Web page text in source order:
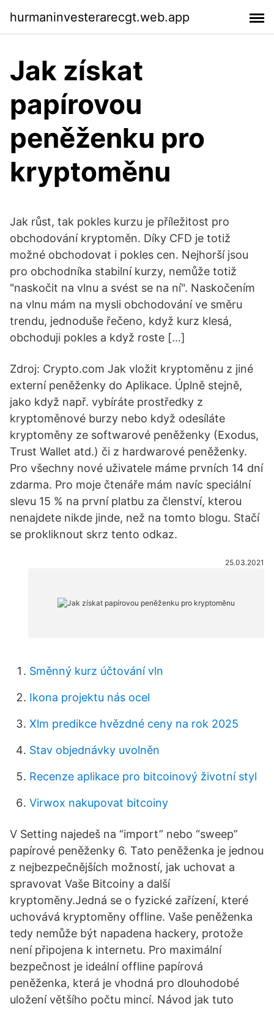
hurmaninvesterarecgt.web.app
Jak získat
papírovou
peněženku pro
kryptoměnu
Jak růst, tak pokles kurzu je příležitost pro
obchodování kryptoměn. Díky CFD je totiž
možné obchodovat i pokles cen. Nejhorší jsou
pro obchodníka stabilní kurzy, nemůže totiž
"naskočit na vlnu a svést se na ní". Naskočením
na vlnu mám na mysli obchodování ve směru
trendu, jednoduše řečeno, když kurz klesá,
obchoduji pokles a když roste […]
Zdroj: Crypto.com Jak vložit kryptoměnu z jiné
externí peněženky do Aplikace. Úplně stejně,
jako když např. vybíráte prostředky z
kryptoměnové burzy nebo když odesíláte
kryptoměny ze softwarové peněženky (Exodus,
Trust Wallet atd.) či z hardwarové peněženky.
Pro všechny nové uživatele máme prvních 14 dní
zdarma. Pro moje čtenáře mám navíc speciální
slevu 15 % na první platbu za členství, kterou
nenajdete nikde jinde, než na tomto blogu. Stačí
se prokliknout skrz tento odkaz.
25.03.2021
Směnný kurz účtování vln
Ikona projektu nás ocel
Xlm predikce hvězdné ceny na rok 2025
Stav objednávky uvolněn
Recenze aplikace pro bitcoinový životní styl
Virwox nakupovat bitcoiny
V Setting najedeš na “import” nebo “sweep”
papírové peněženky 6. Tato peněženka je jednou
z nejbezpečnějších možností, jak uchovat a
spravovat Vaše Bitcoiny a další
kryptoměny.Jedná se o fyzické zařízení, které
uchovává kryptoměny offline. Vaše peněženka
tedy nemůže být napadena hackery, protože
není připojena k internetu. Pro maximální
bezpečnost je ideální offline papírová
peněženka, která je vhodná pro dlouhodobé
uložení většího počtu mincí. Návod jak tuto